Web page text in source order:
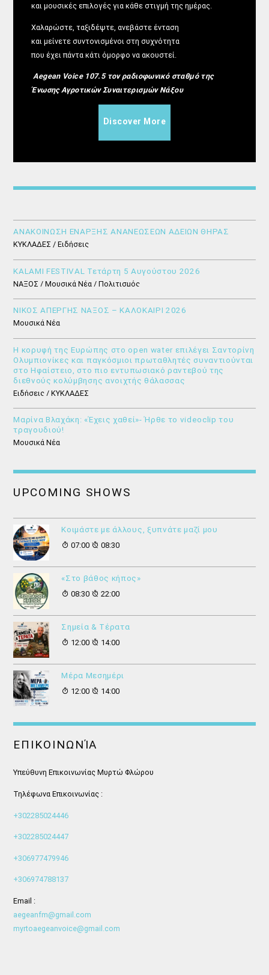
και μουσικές επιλογές για κάθε στιγμή της ημέρας.
Χαλαρώστε, ταξιδέψτε, ανεβάστε ένταση
και μείνετε συντονισμένοι στη συχνότητα
που έχει πάντα κάτι όμορφο να ακουστεί.
Aegean Voice 107.5 τον ραδιοφωνικό σταθμό της
Ένωσης Αγροτικών Συναιτερισμών Νάξου
Discover More
ΑΝΑΚΟΙΝΩΣΗ ΕΝΑΡΞΗΣ ΑΝΑΝΕΩΣΕΩΝ ΑΔΕΙΩΝ ΘΗΡΑΣ
ΚΥΚΛΑΔΕΣ / Ειδήσεις
KALAMI FESTIVAL Τετάρτη 5 Αυγούστου 2026
ΝΑΞΟΣ / Μουσικά Νέα / Πολιτισμός
ΝΙΚΟΣ ΑΠΕΡΓΗΣ ΝΑΞΟΣ – ΚΑΛΟΚΑΙΡΙ 2026
Μουσικά Νέα
Η κορυφή της Ευρώπης στο open water επιλέγει Σαντορίνη
Ολυμπιονίκες και παγκόσμιοι πρωταθλητές συναντιούνται
στο Ηφαίστειο, στο πιο εντυπωσιακό ραντεβού της
διεθνούς κολύμβησης ανοιχτής θάλασσας
Ειδήσεις / ΚΥΚΛΑΔΕΣ
Μαρίνα Βλαχάκη: «Έχεις χαθεί»- Ήρθε το videoclip του
τραγουδιού!
Μουσικά Νέα
UPCOMING SHOWS
Κοιμάστε με άλλους, ξυπνάτε μαζί μου
07:00
08:30
«Στο βάθος κήπος»
08:30
22:00
Σημεία & Τέρατα
12:00
14:00
Μέρα Μεσημέρι
12:00
14:00
ΕΠΙΚΟΙΝΩΝΊΑ
Υπεύθυνη Επικοινωνίας Μυρτώ Φλώρου
Τηλέφωνα Επικοινωνίας :
+302285024446
+302285024447
+306977479946
+306974788137
Email :
aegeanfm@gmail.com
myrtoaegeanvoice@gmail.com